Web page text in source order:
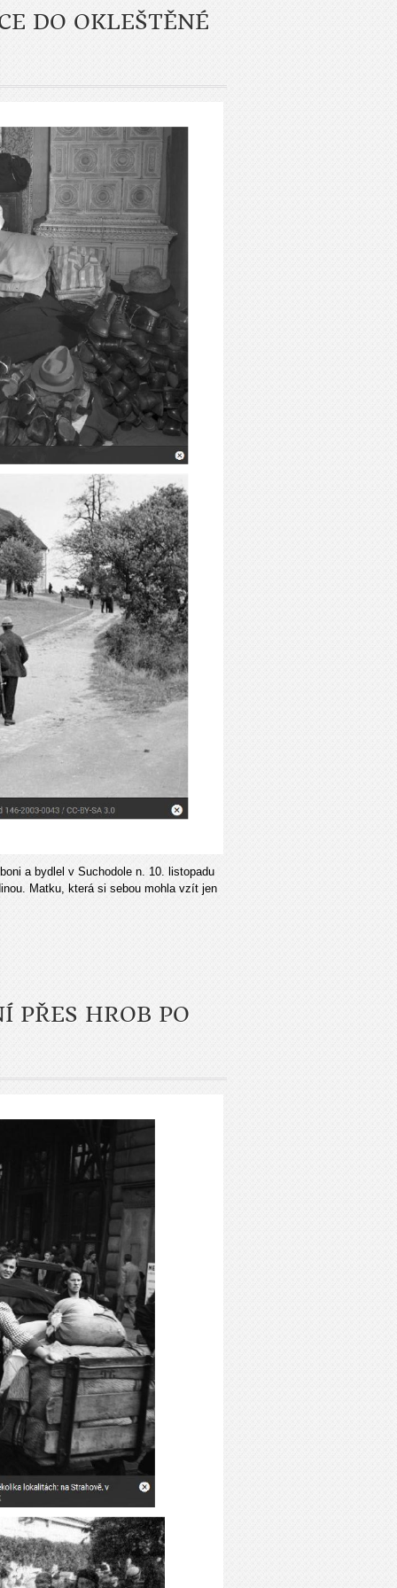
DO OKLEŠTĚNÉ
a bydlel v Suchodole n. 10. listopadu
Matku, která si sebou mohla vzít jen
PŘES HROB PO